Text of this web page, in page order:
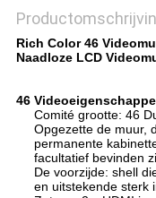
Rich Color 46
Naadloze LCD
46 Video
Comité grootte: 46
Opgezette de muur,
permanente
facultatief bevinden
De voorzijde: shell
en uitstekende sterk